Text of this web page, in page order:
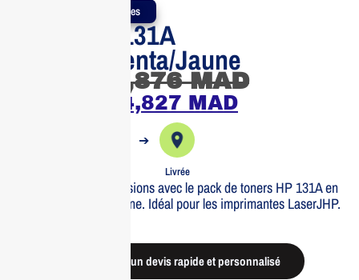
Produits Authentiques
Toner HP 131A
Cyan/Magenta/Jaune
4,876MAD
4,827 MAD
➔
Livrée
Optimisez vos impressions avec le pack de toners HP 131A en
Cyan, Magenta et Jaune. Idéal pour les imprimantes LaserJHP.
Demander un devis rapide et personnalisé